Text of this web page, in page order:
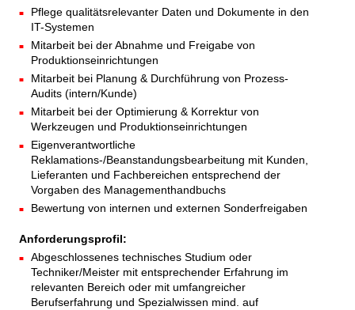
Pflege qualitätsrelevanter Daten und Dokumente in den
IT-Systemen
Mitarbeit bei der Abnahme und Freigabe von
Produktionseinrichtungen
Mitarbeit bei Planung & Durchführung von Prozess-
Audits (intern/Kunde)
Mitarbeit bei der Optimierung & Korrektur von
Werkzeugen und Produktionseinrichtungen
Eigenverantwortliche
Reklamations-/Beanstandungsbearbeitung mit Kunden,
Lieferanten und Fachbereichen entsprechend der
Vorgaben des Managementhandbuchs
Bewertung von internen und externen Sonderfreigaben
Anforderungsprofil:
Abgeschlossenes technisches Studium oder
Techniker/Meister mit entsprechender Erfahrung im
relevanten Bereich oder mit umfangreicher
Berufserfahrung und Spezialwissen mind. auf